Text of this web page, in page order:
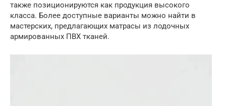
также позиционируются как продукция высокого
класса. Более доступные варианты можно найти в
мастерских, предлагающих матрасы из лодочных
армированных ПВХ тканей.